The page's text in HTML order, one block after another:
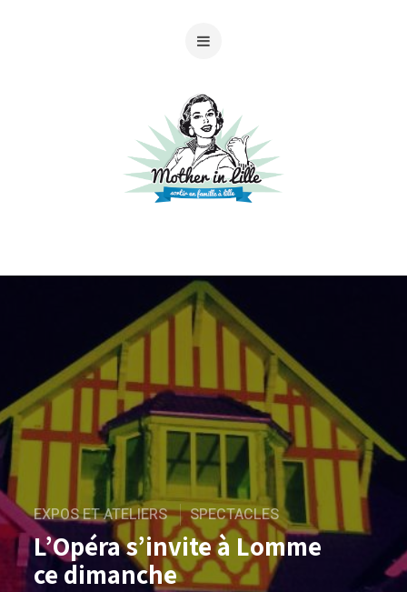
EXPOS ET ATELIERS SPECTACLES
L’Opéra s’invite à Lomme
ce dimanche